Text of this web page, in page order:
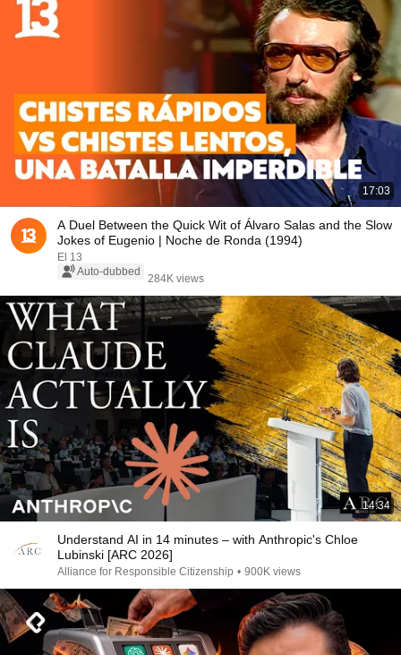
17:03
A Duel Between the Quick Wit of Álvaro Salas and the Slow
Jokes of Eugenio | Noche de Ronda (1994)
El 13
Auto-dubbed
284K views
14:34
Understand AI in 14 minutes – with Anthropic's Chloe
Lubinski [ARC 2026]
Alliance for Responsible Citizenship • 900K views